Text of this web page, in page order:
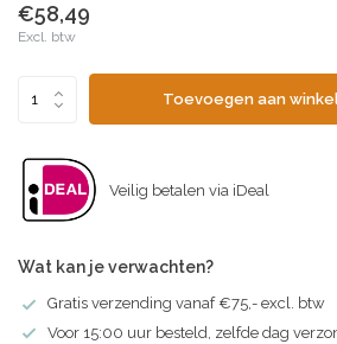
€58,49
Excl. btw
Toevoegen aan
Veilig betalen via iDeal
Wat kan je verwachten?
Gratis verzending vanaf €75,- excl. btw
Voor 15:00 uur besteld, zelfde dag